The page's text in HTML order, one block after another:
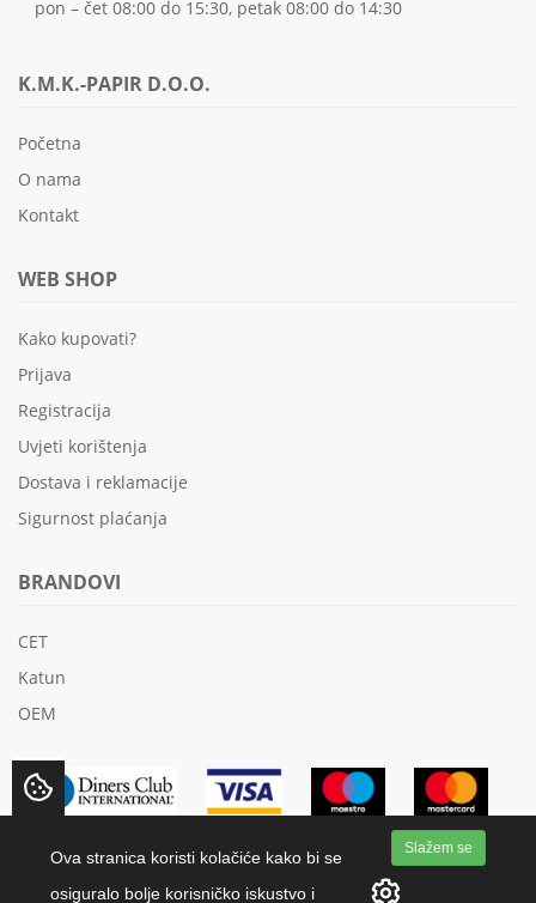
pon – čet 08:00 do 15:30, petak 08:00 do 14:30
K.M.K.-PAPIR D.O.O.
Početna
O nama
Kontakt
WEB SHOP
Kako kupovati?
Prijava
Registracija
Uvjeti korištenja
Dostava i reklamacije
Sigurnost plaćanja
BRANDOVI
CET
Katun
OEM
Ova stranica koristi kolačiće kako bi se
osiguralo bolje korisničko iskustvo i
Slažem se